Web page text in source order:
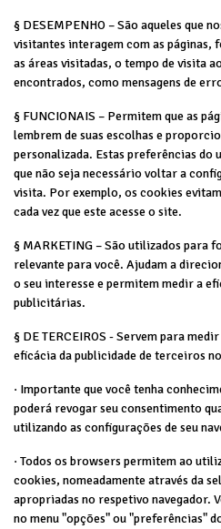
§ DESEMPENHO – São aqueles que
visitantes interagem com as páginas,
as áreas visitadas, o tempo de visita
encontrados, como mensagens de
§ FUNCIONAIS – Permitem que as
lembrem de suas escolhas e
personalizada. Estas preferências do
que não seja necessário voltar a
visita. Por exemplo, os cookies
cada vez que este acesse o site.
§ MARKETING – São utilizados para
relevante para você. Ajudam a
o seu interesse e permitem medir a
publicitárias.
§ DE TERCEIROS - Servem para
eficácia da publicidade de terceiros
· Importante que você tenha
poderá revogar seu consentimento
utilizando as configurações de seu
· Todos os browsers permitem ao
cookies, nomeadamente através da
apropriadas no respetivo navegador.
no menu "opções" ou "preferências"